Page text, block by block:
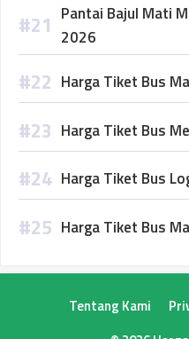
Pantai Bajul Mati
2026
Harga Tiket Bus
Harga Tiket Bus
Harga Tiket Bus
Harga Tiket Bus
Tentang Kami